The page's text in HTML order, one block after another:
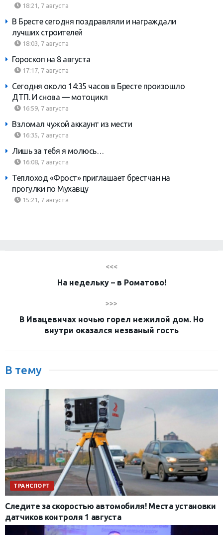
18:21, 7 августа
В Бресте сегодня поздравляли и награждали
лучших строителей
18:03, 7 августа
Гороскоп на 8 августа
17:17, 7 августа
Сегодня около 14:35 часов в Бресте произошло
ДТП. И снова — мотоцикл
16:59, 7 августа
Взломал чужой аккаунт из мести
16:35, 7 августа
Лишь за тебя я молюсь…
16:08, 7 августа
Теплоход «Фрост» приглашает брестчан на
прогулки по Мухавцу
15:21, 7 августа
<<<
На недельку – в Роматово!
>>>
В Ивацевичах ночью горел нежилой дом. Но
внутри оказался незваный гость
В тему
ТРАНСПОРТ
Следите за скоростью автомобиля! Места установки
датчиков контроля 1 августа